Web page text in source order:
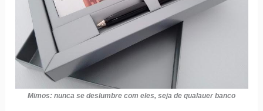
Mimos: nunca se deslumbre com eles, seja de qualauer banco